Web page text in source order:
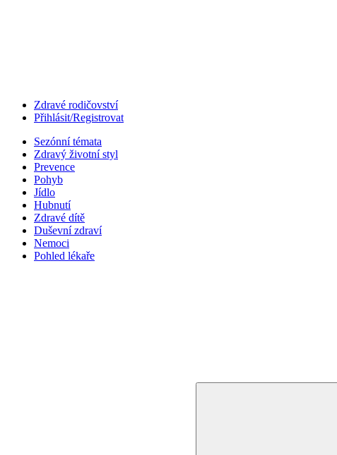
Zdravé rodičovství
Přihlásit/Registrovat
Sezónní témata
Zdravý životní styl
Prevence
Pohyb
Jídlo
Hubnutí
Zdravé dítě
Duševní zdraví
Nemoci
Pohled lékaře